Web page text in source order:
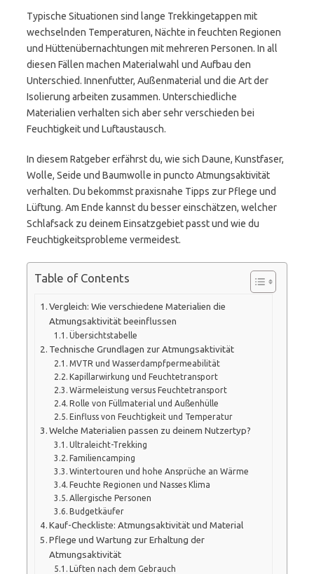
Typische Situationen sind lange Trekkingetappen mit
wechselnden Temperaturen, Nächte in feuchten Regionen
und Hüttenübernachtungen mit mehreren Personen. In all
diesen Fällen machen Materialwahl und Aufbau den
Unterschied. Innenfutter, Außenmaterial und die Art der
Isolierung arbeiten zusammen. Unterschiedliche
Materialien verhalten sich aber sehr verschieden bei
Feuchtigkeit und Luftaustausch.
In diesem Ratgeber erfährst du, wie sich Daune, Kunstfaser,
Wolle, Seide und Baumwolle in puncto Atmungsaktivität
verhalten. Du bekommst praxisnahe Tipps zur Pflege und
Lüftung. Am Ende kannst du besser einschätzen, welcher
Schlafsack zu deinem Einsatzgebiet passt und wie du
Feuchtigkeitsprobleme vermeidest.
Table of Contents
Vergleich: Wie verschiedene Materialien die
Atmungsaktivität beeinflussen
Übersichtstabelle
Technische Grundlagen zur Atmungsaktivität
MVTR und Wasserdampfpermeabilität
Kapillarwirkung und Feuchtetransport
Wärmeleistung versus Feuchtetransport
Rolle von Füllmaterial und Außenhülle
Einfluss von Feuchtigkeit und Temperatur
Welche Materialien passen zu deinem Nutzertyp?
Ultraleicht-Trekking
Familiencamping
Wintertouren und hohe Ansprüche an Wärme
Feuchte Regionen und Nasses Klima
Allergische Personen
Budgetkäufer
Kauf-Checkliste: Atmungsaktivität und Material
Pflege und Wartung zur Erhaltung der
Atmungsaktivität
Lüften nach dem Gebrauch